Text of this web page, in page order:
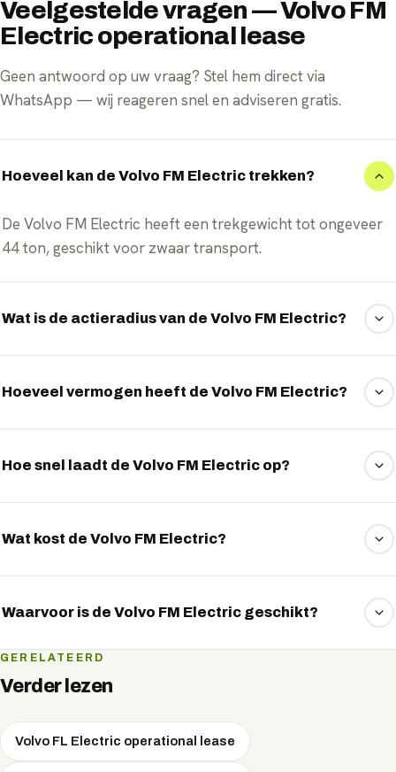
Veelgestelde vragen — Volvo FM
Electric operational lease
Geen antwoord op uw vraag? Stel hem direct via
WhatsApp — wij reageren snel en adviseren gratis.
Hoeveel kan de Volvo FM Electric trekken?
De Volvo FM Electric heeft een trekgewicht tot ongeveer
44 ton, geschikt voor zwaar transport.
Wat is de actieradius van de Volvo FM Electric?
380 kilometer per lading.
Hoeveel vermogen heeft de Volvo FM Electric?
maximaal 666 pk.
Hoe snel laadt de Volvo FM Electric op?
uur weer voor een groot deel klaar.
Wat kost de Volvo FM Electric?
met lease vanaf circa 3.599 euro per maand.
Waarvoor is de Volvo FM Electric geschikt?
De FM Electric is geschikt voor regionaal transport met
zware ladingen.
GERELATEERD
Verder lezen
Volvo FL Electric operational lease